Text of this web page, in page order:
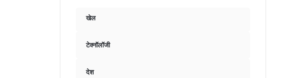
खेल
टेक्नॉलॉजी
देश